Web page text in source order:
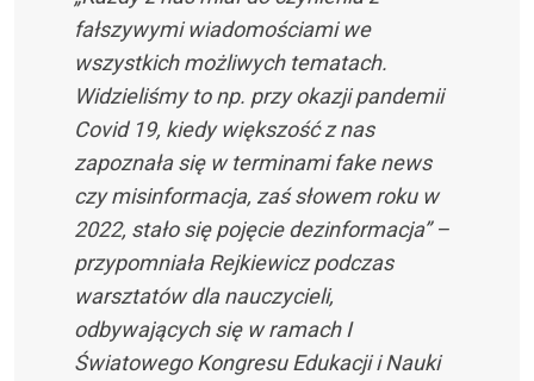
fałszywymi wiadomościami we
wszystkich możliwych tematach.
Widzieliśmy to np. przy okazji pandemii
Covid 19, kiedy większość z nas
zapoznała się w terminami fake news
czy misinformacja, zaś słowem roku w
2022, stało się pojęcie dezinformacja” –
przypomniała Rejkiewicz podczas
warsztatów dla nauczycieli,
odbywających się w ramach I
Światowego Kongresu Edukacji i Nauki